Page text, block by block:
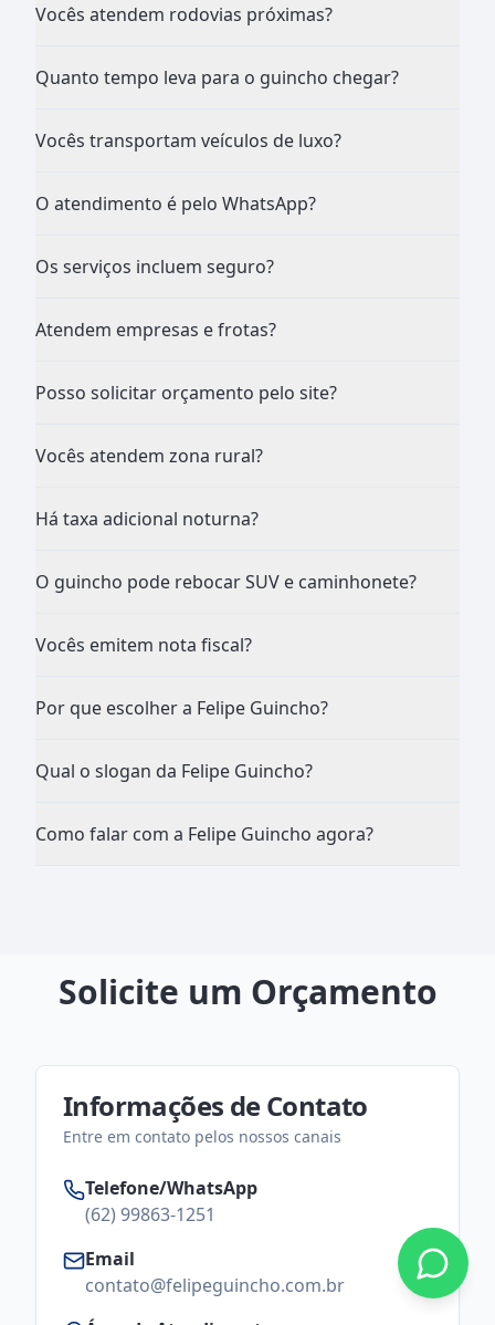
Vocês atendem rodovias próximas?
Quanto tempo leva para o guincho chegar?
Vocês transportam veículos de luxo?
O atendimento é pelo WhatsApp?
Os serviços incluem seguro?
Atendem empresas e frotas?
Posso solicitar orçamento pelo site?
Vocês atendem zona rural?
Há taxa adicional noturna?
O guincho pode rebocar SUV e caminhonete?
Vocês emitem nota fiscal?
Por que escolher a Felipe Guincho?
Qual o slogan da Felipe Guincho?
Como falar com a Felipe Guincho agora?
Solicite um Orçamento
Informações de Contato
Entre em contato pelos nossos canais
Telefone/WhatsApp
(62) 99863-1251
Email
contato@felipeguincho.com.br